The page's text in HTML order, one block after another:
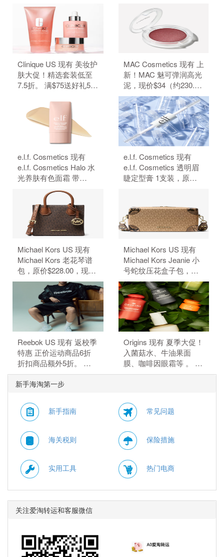
Clinique US 现有 美妆护
肤大促！精选套装低至
7.5折。 满$75送好礼5
件。 无需使用优惠码。
MAC Cosmetics 现有 上
新！MAC 魅可弹润高光
泥，现价$34（约230.29
元）。 无需使用优惠
码。
e.l.f. Cosmetics 现有
e.l.f. Cosmetics Halo 水
光养肤有色面霜 带
SPF50 防晒，原价
$18，现特价$14（约
94.83元）。 无需使用优
惠码。
e.l.f. Cosmetics 现有
e.l.f. Cosmetics 透明眉
睫定型膏 1支装，原价
码。
Michael Kors US 现有
Michael Kors 老花琴谱
包，原价$228.00，现特
价$50.15（约339.68
元）。 额外8.5折，需要
使用优惠码：
EXTRA15。
Michael Kors US 现有
Michael Kors Jeanie 小
号蛇纹压花盒子包，原
价$428，现特价
$84.99（约575.66
元）。 额外8.5折，需要
使用优惠码：
EXTRA15。
Reebok US 现有 返校季
特惠 正价运动商品6折
折扣商品额外5折。 正
价商品6折，折扣商品额
外5折，需要使用优惠
Origins 现有 夏季大促！
入菌菇水、牛油果面
膜、咖啡因眼霜等 。 订
单满$115赠5件礼，需要
新手海淘第一步
新手指南 常见问题
海关税则 保险措施
实用工具 热门电商
关注爱淘转运和客服微信